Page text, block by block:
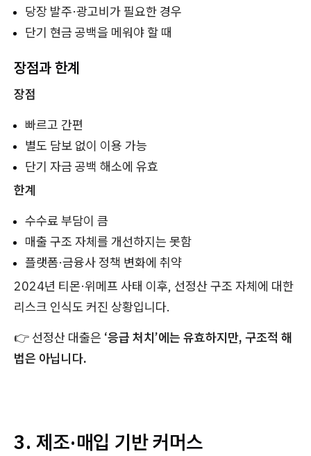
당장 발주·광고비가 필요한 경우
단기 현금 공백을 메워야 할 때
장점과 한계
장점
빠르고 간편
별도 담보 없이 이용 가능
단기 자금 공백 해소에 유효
한계
수수료 부담이 큼
매출 구조 자체를 개선하지는 못함
플랫폼·금융사 정책 변화에 취약
2024년 티몬·위메프 사태 이후, 선정산 구조 자체에 대한
리스크 인식도 커진 상황입니다.
👉 선정산 대출은 ‘응급 처치’에는 유효하지만, 구조적 해
법은 아닙니다.
3. 제조·매입 기반 커머스